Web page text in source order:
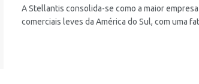
A Stellantis consolida-se como a maior
comerciais leves da América do Sul, com uma